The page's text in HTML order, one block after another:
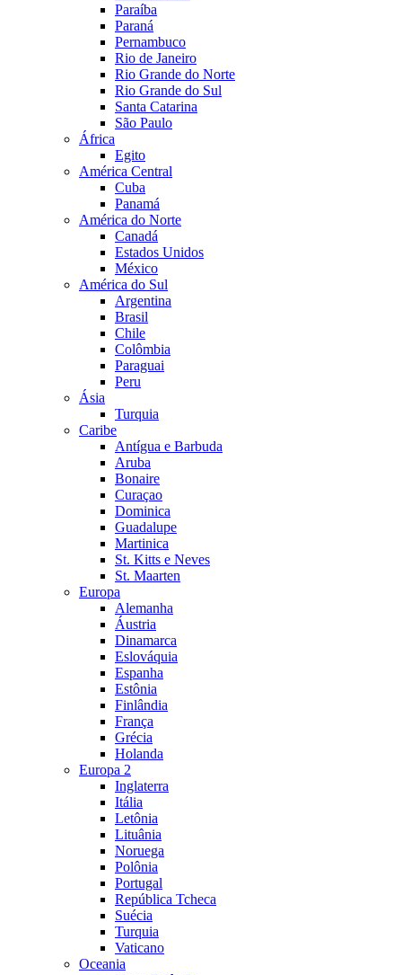
Paraíba
Paraná
Pernambuco
Rio de Janeiro
Rio Grande do Norte
Rio Grande do Sul
Santa Catarina
São Paulo
África
Egito
América Central
Cuba
Panamá
América do Norte
Canadá
Estados Unidos
México
América do Sul
Argentina
Brasil
Chile
Colômbia
Paraguai
Peru
Ásia
Turquia
Caribe
Antígua e Barbuda
Aruba
Bonaire
Curaçao
Dominica
Guadalupe
Martinica
St. Kitts e Neves
St. Maarten
Europa
Alemanha
Áustria
Dinamarca
Eslováquia
Espanha
Estônia
Finlândia
França
Grécia
Holanda
Europa 2
Inglaterra
Itália
Letônia
Lituânia
Noruega
Polônia
Portugal
República Tcheca
Suécia
Turquia
Vaticano
Oceania